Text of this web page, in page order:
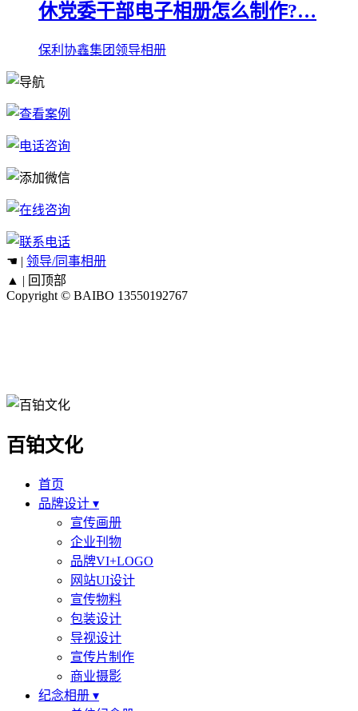
休党委干部电子相册怎么制作?…
保利协鑫集团领导相册
☚ | 领导/同事相册
▲ | 回顶部
Copyright © BAIBO 13550192767
百铂文化
首页
品牌设计 ▾
宣传画册
企业刊物
品牌VI+LOGO
网站UI设计
宣传物料
包装设计
导视设计
宣传片制作
商业摄影
纪念相册 ▾